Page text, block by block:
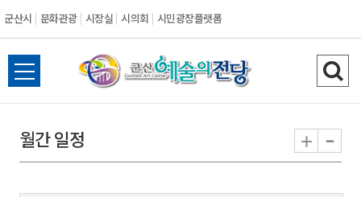
군산시 문화관광 시장실 시의회 시민광장플랫폼
군
산
전
체
뉴
열
검
색
기
월간 일정 + -